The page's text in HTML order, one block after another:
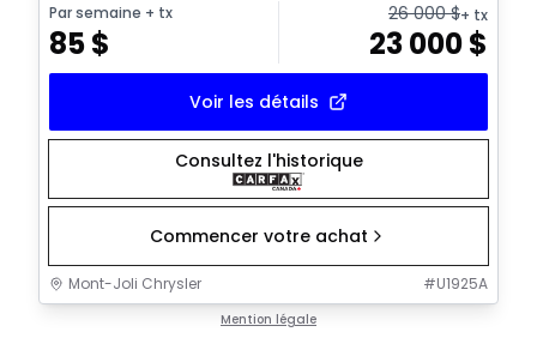
Par semaine + tx
85$
26 000$+ tx
23 000$
Voir les détails
Consultez l'historique
Commencer votre achat
Mont-Joli Chrysler #U1925A
Mention légale